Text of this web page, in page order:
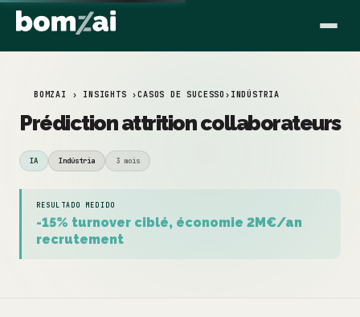
BOMZAI › INSIGHTS ›CASOS DE SUCESSO › INDÚSTRIA
Prédiction attrition collaborateurs
IA Indústria 3 mois
RESULTADO MEDIDO
-15% turnover ciblé, économie 2M€/an
recrutement